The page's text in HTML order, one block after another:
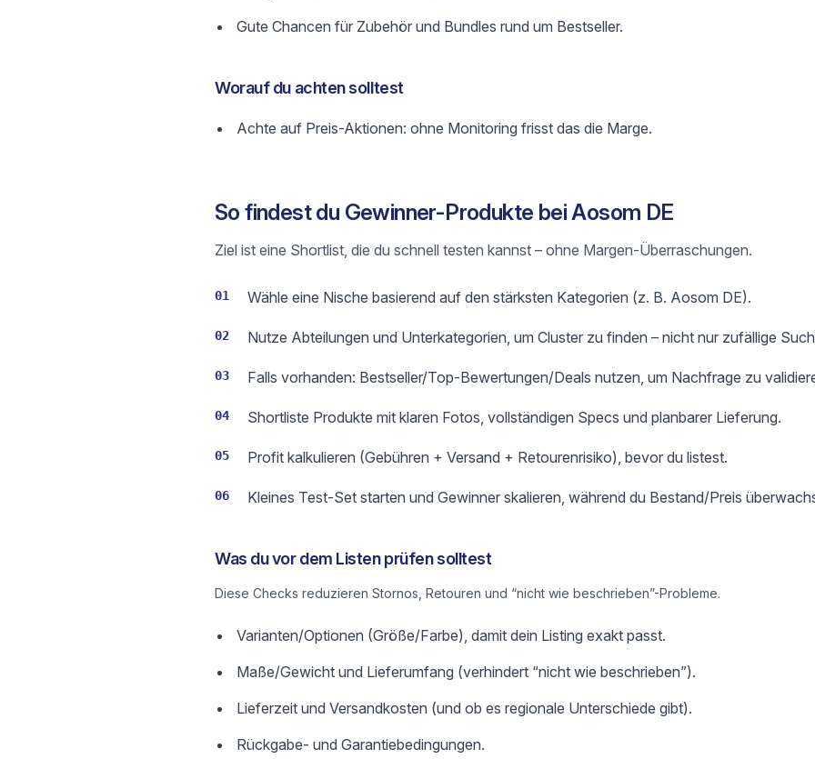
Gute Chancen für Zubehör und Bundles rund um Bestseller.
Worauf du achten solltest
Achte auf Preis-Aktionen: ohne Monitoring frisst das die Marge.
So findest du Gewinner-Produkte bei Aosom DE
Ziel ist eine Shortlist, die du schnell testen kannst – ohne Margen-Überraschungen.
01 Wähle eine Nische basierend auf den stärksten Kategorien (z. B. Aosom DE).
02 Nutze Abteilungen und Unterkategorien, um Cluster zu finden – nicht nur zufällige
03 Falls vorhanden: Bestseller/Top-Bewertungen/Deals nutzen, um Nachfrage zu
04 Shortliste Produkte mit klaren Fotos, vollständigen Specs und planbarer Lieferung.
05 Profit kalkulieren (Gebühren + Versand + Retourenrisiko), bevor du listest.
06 Kleines Test-Set starten und Gewinner skalieren, während du Bestand/Preis
Was du vor dem Listen prüfen solltest
Diese Checks reduzieren Stornos, Retouren und “nicht wie beschrieben”-Probleme.
Varianten/Optionen (Größe/Farbe), damit dein Listing exakt passt.
Maße/Gewicht und Lieferumfang (verhindert “nicht wie beschrieben”).
Lieferzeit und Versandkosten (und ob es regionale Unterschiede gibt).
Rückgabe- und Garantiebedingungen.